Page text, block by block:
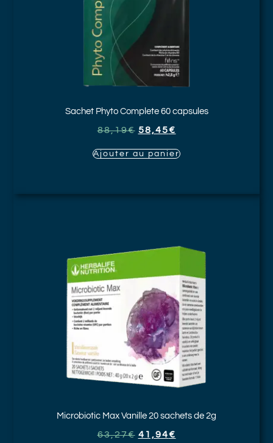
Sachet Phyto Complete60 capsules
88,19€ 58,45€
Ajouter au panier
Microbiotic Max Vanille 20 sachets de 2g
63,27€ 41,94€